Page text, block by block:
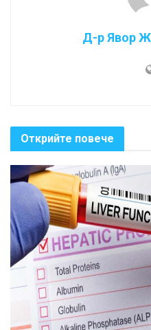
Д-р Явор
Открийте повече